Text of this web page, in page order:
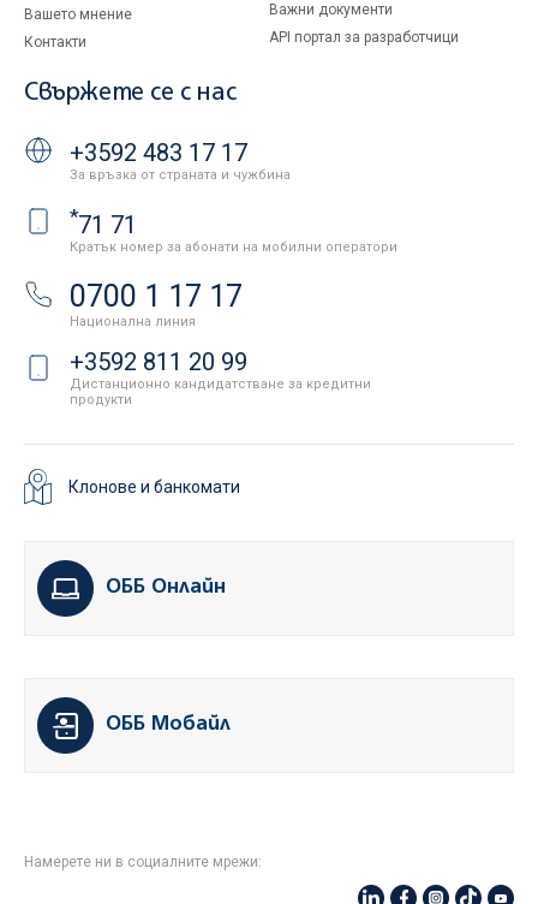
Вашето мнение
Контакти
Важни документи
API портал за разработчици
Свържете се с нас
+3592 483 17 17
За връзка от страната и чужбина
*71 71
Кратък номер за абонати на мобилни оператори
0700 1 17 17
Национална линия
+3592 811 20 99
Дистанционно кандидатстване за кредитни
продукти
Клонове и банкомати
ОББ Онлайн
ОББ Мобайл
Намерете ни в социалните мрежи: